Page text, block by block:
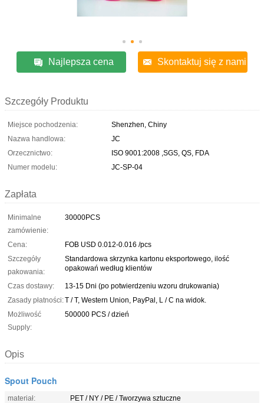
Najlepsza cena Skontaktuj się z nami
Szczegóły Produktu
Miejsce pochodzenia:
Shenzhen, Chiny
Nazwa handlowa:
JC
Orzecznictwo:
ISO 9001:2008 ,SGS, QS, FDA
Numer modelu:
JC-SP-04
Zapłata
Minimalne
zamówienie:
30000PCS
Cena:
FOB USD 0.012-0.016 /pcs
Szczegóły
pakowania:
Standardowa skrzynka kartonu eksportowego, ilość
opakowań według klientów
Czas dostawy:
13-15 Dni (po potwierdzeniu wzoru drukowania)
Zasady płatności:T / T, Western Union, PayPal, L / C na widok.
Możliwość
Supply:
500000 PCS / dzień
Opis
Spout Pouch
materiał:
PET / NY / PE / Tworzywa sztuczne